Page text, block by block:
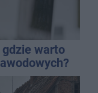
warto